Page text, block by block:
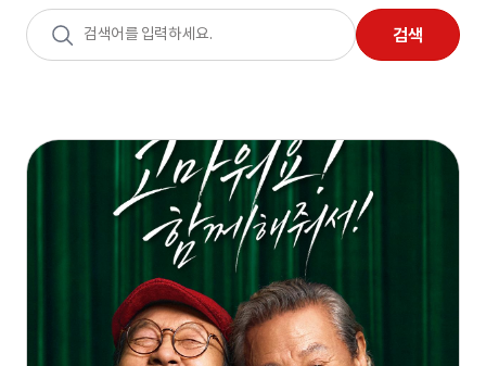
검색어
입력
검색